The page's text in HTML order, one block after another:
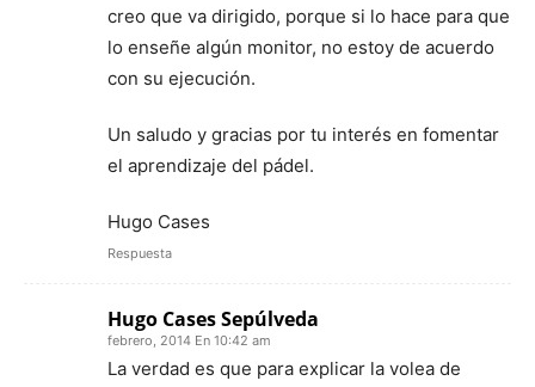
creo que va dirigido, porque si lo hace para que
lo enseñe algún monitor, no estoy de acuerdo
con su ejecución.
Un saludo y gracias por tu interés en fomentar
el aprendizaje del pádel.
Hugo Cases
Respuesta
Hugo Cases Sepúlveda
febrero, 2014 En 10:42 am
La verdad es que para explicar la volea de